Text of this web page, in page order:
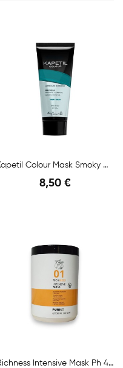
Kapetil Colour Mask Smoky Green
8,50 €
Richness Intensive Mask Ph 4,5 - 5,0 1000ml